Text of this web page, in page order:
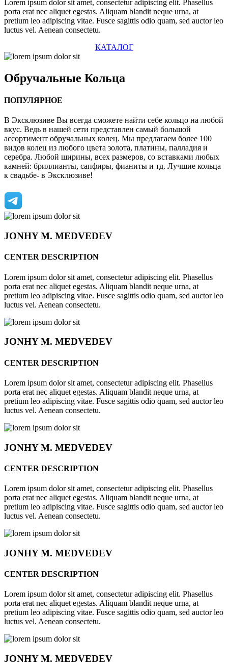
Lorem ipsum dolor sit amet, consectetur adipiscing elit. Phasellus
porta erat nec aliquet egestas. Aliquam blandit neque urna, at
pretium leo adipiscing vitae. Fusce sagittis odio quam, sed auctor leo
luctus vel. Aenean consectetu.
КАТАЛОГ
Обручальные Кольца
ПОПУЛЯРНОЕ
В Эксклюзиве Вы всегда сможете найти себе кольцо на любой
вкус. Ведь в нашей сети представлен самый большой
ассортимент обручальных колец. Мы предлагаем более 100
видов колец из любого цвета золота, платины, палладия и
серебра. Любой ширины, всех размеров, со вставками любых
камней: бриллианты, сапфиры, фианиты и тд. Лучшие кольца
к свадьбе- в Эксклюзиве!
JONHYM. MEDVEDEV
CENTER DESCRIPTION
Lorem ipsum dolor sit amet, consectetur adipiscing elit. Phasellus
porta erat nec aliquet egestas. Aliquam blandit neque urna, at
pretium leo adipiscing vitae. Fusce sagittis odio quam, sed auctor leo
luctus vel. Aenean consectetu.
JONHYM. MEDVEDEV
CENTER DESCRIPTION
Lorem ipsum dolor sit amet, consectetur adipiscing elit. Phasellus
porta erat nec aliquet egestas. Aliquam blandit neque urna, at
pretium leo adipiscing vitae. Fusce sagittis odio quam, sed auctor leo
luctus vel. Aenean consectetu.
JONHYM. MEDVEDEV
CENTER DESCRIPTION
Lorem ipsum dolor sit amet, consectetur adipiscing elit. Phasellus
porta erat nec aliquet egestas. Aliquam blandit neque urna, at
pretium leo adipiscing vitae. Fusce sagittis odio quam, sed auctor leo
luctus vel. Aenean consectetu.
JONHYM. MEDVEDEV
CENTER DESCRIPTION
Lorem ipsum dolor sit amet, consectetur adipiscing elit. Phasellus
porta erat nec aliquet egestas. Aliquam blandit neque urna, at
pretium leo adipiscing vitae. Fusce sagittis odio quam, sed auctor leo
luctus vel. Aenean consectetu.
JONHYM. MEDVEDEV